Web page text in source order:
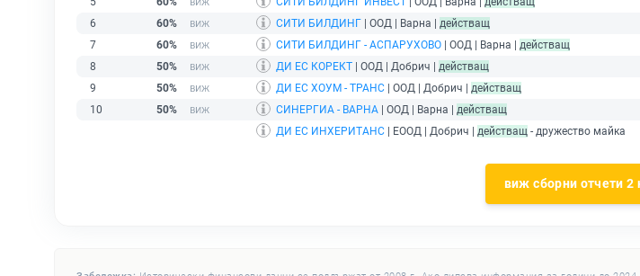
6
60% СИТИ БИЛДИНГ | ООД | Варна | действащ
7
60% СИТИ БИЛДИНГ - АСПАРУХОВО | ООД | Варна | действащ
8
50% ДИ ЕС КОРЕКТ | ООД | Добрич | действащ
9
50% ДИ ЕС ХОУМ - ТРАНС | ООД | Добрич | действащ
10
50% СИНЕРГИА - ВАРНА | ООД | Варна | действащ
ДИ ЕС ИНХЕРИТАНС | ЕООД | Добрич | действащ - дружество майка
виж сборни отчети 2